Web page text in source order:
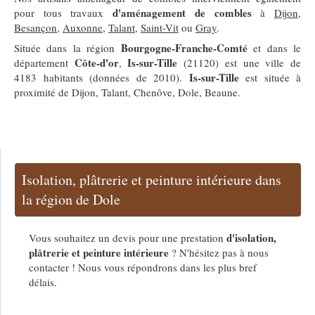
pour tous travaux
d'aménagement de comblesàDijon,
Besançon, Auxonne, Talant, Saint-Vit ou Gray.
Située dans la région Bourgogne-Franche-Comtéet dans le
département Côte-d'or,Is-sur-Tille (21120) est une ville de
4183 habitants (données de 2010). Is-sur-Tilleest située à
proximité de Dijon, Talant, Chenôve, Dole, Beaune.
Isolation, plâtrerie et peinture intérieure dans
la région de Dole
Vous souhaitez un devis pour une prestation d'isolation,
plâtrerie et peinture intérieure ? N'hésitez pas à nous
contacter ! Nous vous répondrons dans les plus bref
délais.